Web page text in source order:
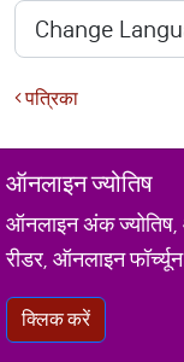
पत्रिका
ऑनलाइन ज्योतिष
ऑनलाइन अंक ज्योतिष,
रीडर, ऑनलाइन
क्लिक करें